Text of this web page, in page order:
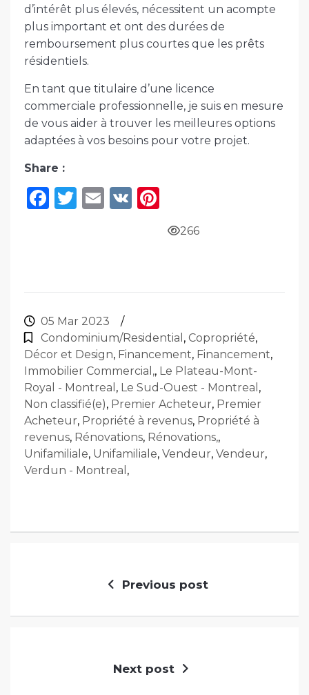
d’intérêt plus élevés, nécessitent un acompte
plus important et ont des durées de
remboursement plus courtes que les prêts
résidentiels.
En tant que titulaire d’une licence
commerciale professionnelle, je suis en mesure
de vous aider à trouver les meilleures options
adaptées à vos besoins pour votre projet.
Share :
F
o
k
T
E
V
n
te266
05 Mar 2023
/
Condominium/Residential , Copropriété,
Décor et Design, Financement, Financement,
Immobilier Commercial,, Le Plateau-Mont-
Royal - Montreal , Le Sud-Ouest - Montreal ,
Non classifié(e), Premier Acheteur, Premier
Acheteur, Propriété à revenus, Propriété à
revenus, Rénovations, Rénovations,,
Unifamiliale, Unifamiliale, Vendeur, Vendeur,
Verdun - Montreal ,
Previous post
Next post